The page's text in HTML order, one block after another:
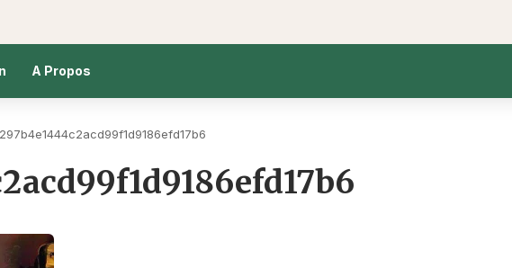
A Propos